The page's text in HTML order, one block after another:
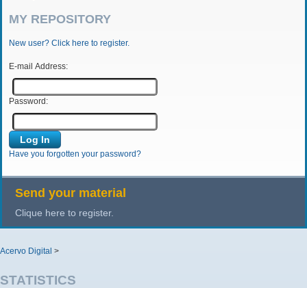
MY REPOSITORY
New user? Click here to register.
E-mail Address:
Password:
Have you forgotten your password?
Send your material
Clique here to register.
Acervo Digital >
STATISTICS